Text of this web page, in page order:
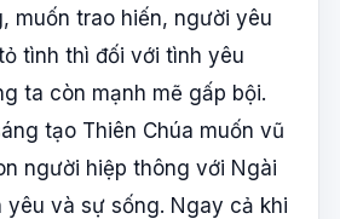
muốn trao hiến, người yêu
tình thì đối với tình yêu
ta còn mạnh mẽ gấp bội.
tạo Thiên Chúa muốn vũ
người hiệp thông với Ngài
yêu và sự sống. Ngay cả khi